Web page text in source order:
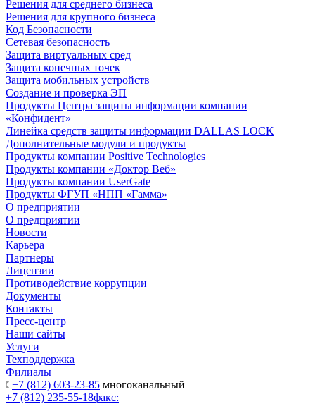
Решения для среднего бизнеса
Решения для крупного бизнеса
Код Безопасности
Сетевая безопасность
Защита виртуальных сред
Защита конечных точек
Защита мобильных устройств
Создание и проверка ЭП
Продукты Центра защиты информации компании
«Конфидент»
Линейка средств защиты информации DALLAS LOCK
Дополнительные модули и продукты
Продукты компании Positive Technologies
Продукты компании «Доктор Веб»
Продукты компании UserGate
Продукты ФГУП «НПП «Гамма»
О предприятии
О предприятии
Новости
Карьера
Партнеры
Лицензии
Противодействие коррупции
Документы
Контакты
Пресс-центр
Наши сайты
Услуги
Техподдержка
Филиалы
+7 (812) 603-23-85 многоканальный
+7 (812) 235-55-18факс: